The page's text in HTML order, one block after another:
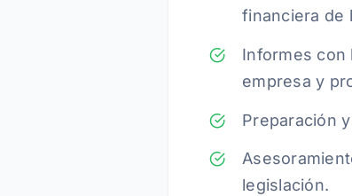
financiera de
Informes con
empresa y
Preparación
legislación.